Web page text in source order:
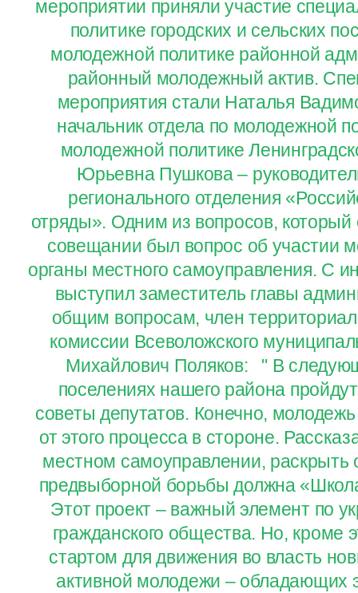
мероприятии приняли участие
политике городских и сельских
молодежной политике районной
районный молодежный актив.
мероприятия стали Наталья
начальник отдела по молодежной
молодежной политике
Юрьевна Пушкова –
регионального отделения
отряды». Одним из вопросов,
совещании был вопрос об участии
органы местного самоуправления. С
выступил заместитель главы
общим вопросам, член
комиссии Всеволожского
Михайлович Поляков: " В
поселениях нашего района
советы депутатов. Конечно,
от этого процесса в стороне.
местном самоуправлении,
предвыборной борьбы должна
Этот проект – важный элемент по
гражданского общества. Но, кроме
стартом для движения во власть
активной молодежи – обладающих